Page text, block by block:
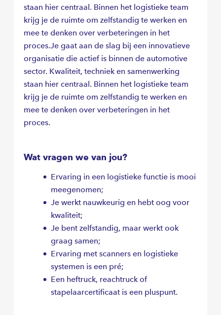
staan hier centraal. Binnen het logistieke team
krijg je de ruimte om zelfstandig te werken en
mee te denken over verbeteringen in het
proces.Je gaat aan de slag bij een innovatieve
organisatie die actief is binnen de automotive
sector. Kwaliteit, techniek en samenwerking
staan hier centraal. Binnen het logistieke team
krijg je de ruimte om zelfstandig te werken en
mee te denken over verbeteringen in het
proces.
Wat vragen we van jou?
Ervaring in een logistieke functie is mooi
meegenomen;
Je werkt nauwkeurig en hebt oog voor
kwaliteit;
Je bent zelfstandig, maar werkt ook
graag samen;
Ervaring met scanners en logistieke
systemen is een pré;
Een heftruck, reachtruck of
stapelaarcertificaat is een pluspunt.